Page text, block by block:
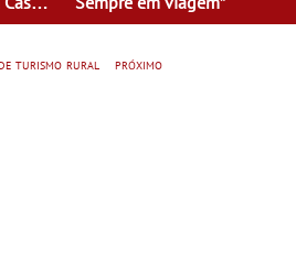
turismo rural próximo